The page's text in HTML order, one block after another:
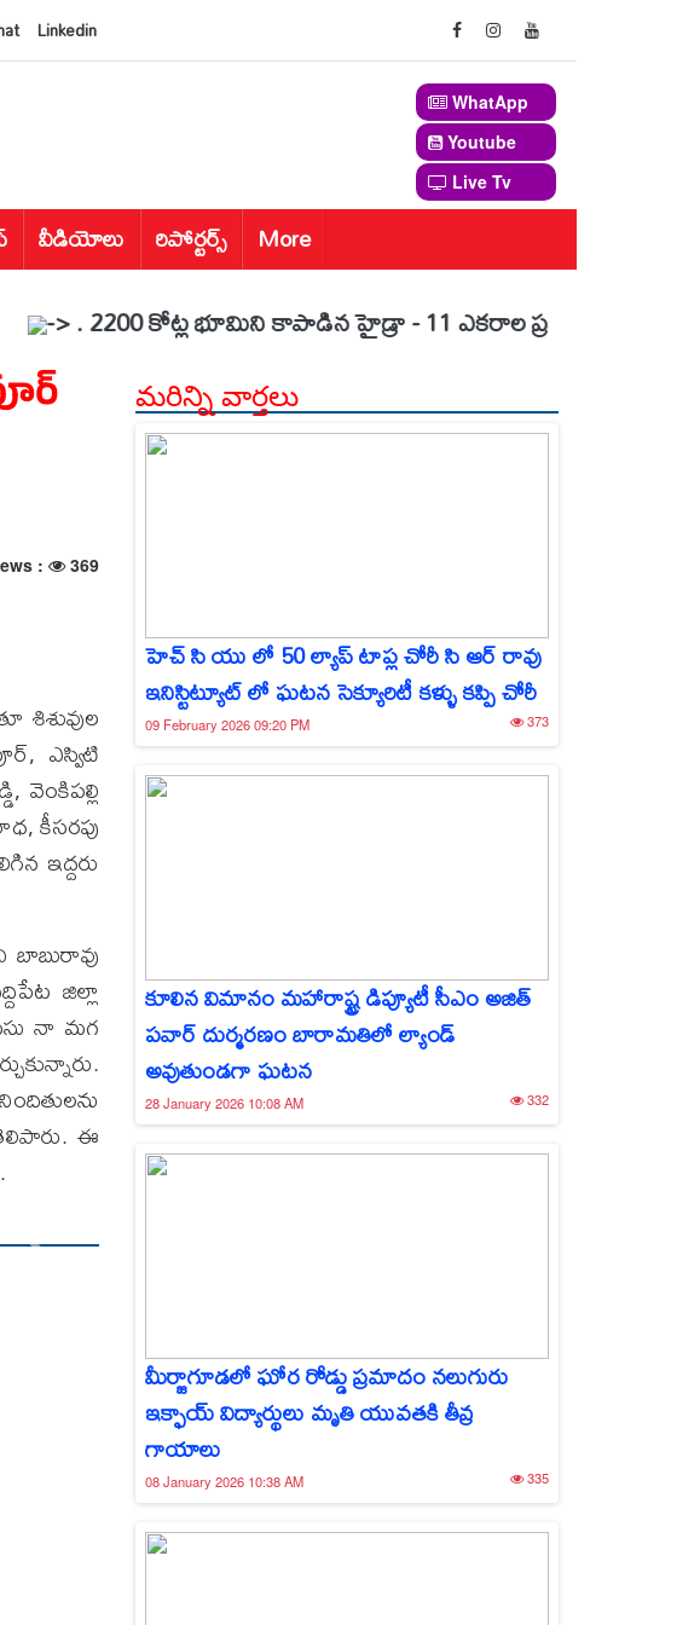
Linkedin
WhatApp
Youtube
Live Tv
వీడియోలు రిపోర్టర్స్ More
. 2200 కోట్ల భూమిని కాపాడిన హైడ్రా - 11 ఎక‌రాల ప్ర‌భుత్వ భూమి స్వాధీనం
:
369
శిశువుల
ఎస్విటి
వెంకిపల్లి
కీసరపు
ఇద్దరు
జిల్లా
నా మగ
ఈ
మరిన్ని వార్తలు
హెచ్ సి యు లో 50 ల్యాప్ టాప్ల చోరీ సి ఆర్ రావు
ఇనిస్టిట్యూట్ లో ఘటన సెక్యూరిటీ కళ్ళు కప్పి చోరీ
09 February 2026 09:20 PM 373
కూలిన విమానం మహారాష్ట్ర డిప్యూటీ సీఎం అజిత్
పవార్ దుర్మరణం బారామతిలో ల్యాండ్
అవుతుండగా ఘటన
28 January 2026 10:08 AM 332
మీర్జాగూడలో ఘోర రోడ్డు ప్రమాదం నలుగురు
ఇక్ఫాయ్ విద్యార్థులు మృతి యువతకి తీవ్ర
గాయాలు
08 January 2026 10:38 AM 335